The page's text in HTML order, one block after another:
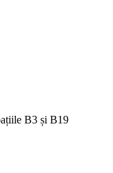
B3 și B19